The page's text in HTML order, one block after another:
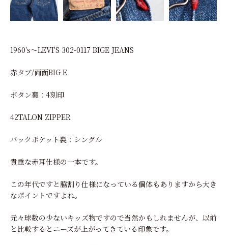
1960's～LEVI'S 302-0117 BIGE JEANS
赤タブ/両面BIG E
ボタン裏：4刻印
42TALON ZIPPER
バックポケット裏：シングル
貴重な赤耳仕様の一本です。
この年代ですと脇割り仕様になっている個体もありますから大き
なポイントですよね。
元々球数の少ないキッズ物ですので当然かもしれませんが、以前
と比較するとニーズが上がってきている印象です。